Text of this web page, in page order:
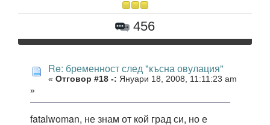
456
Re: бременност след "късна овулация"
« Отговор #18 -: Януари 18, 2008, 11:11:23 am
»
fatalwoman, не знам от кой град си, но е